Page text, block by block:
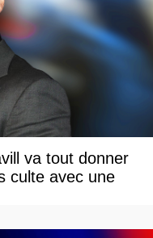
va tout donner
culte avec une